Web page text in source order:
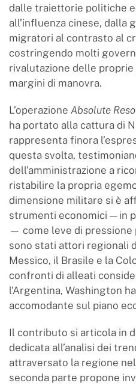
dalle traiettorie politiche
all’influenza cinese, dalla
migratori al contrasto al
costringendo molti
rivalutazione delle
margini di manovra.
L’operazione Absolute
ha portato alla cattura di
rappresenta finora
questa svolta,
dell’amministrazione a
ristabilire la propria
dimensione militare si è
strumenti economici — in
— come leve di pressione
sono stati attori regionali
Messico, il Brasile e la
confronti di alleati
l’Argentina, Washington
accomodante sul piano
Il contributo si articola in
dedicata all’analisi dei
attraversato la regione
seconda parte propone